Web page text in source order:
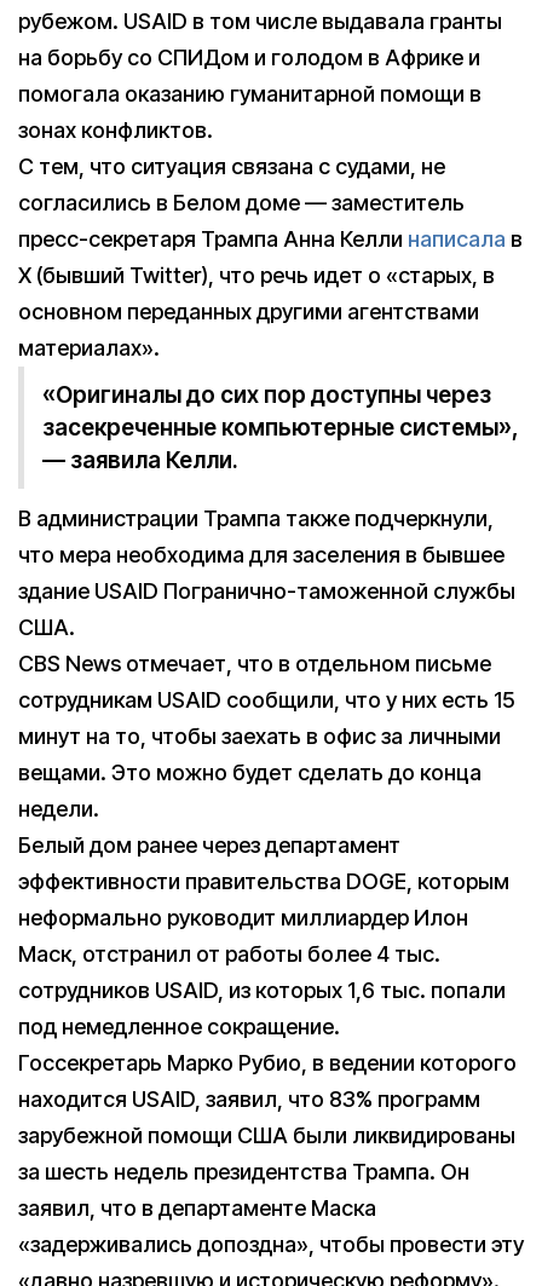
рубежом. USAID в том числе выдавала гранты
на борьбу со СПИДом и голодом в Африке и
помогала оказанию гуманитарной помощи в
зонах конфликтов.
С тем, что ситуация связана с судами, не
согласились в Белом доме — заместитель
пресс-секретаря Трампа Анна Келли написала в
Х (бывший Twitter), что речь идет о «старых, в
основном переданных другими агентствами
материалах».
«Оригиналы до сих пор доступны через
засекреченные компьютерные системы»,
— заявила Келли.
В администрации Трампа также подчеркнули,
что мера необходима для заселения в бывшее
здание USAID Погранично-таможенной службы
США.
CBS News отмечает, что в отдельном письме
сотрудникам USAID сообщили, что у них есть 15
минут на то, чтобы заехать в офис за личными
вещами. Это можно будет сделать до конца
недели.
Белый дом ранее через департамент
эффективности правительства DOGE, которым
неформально руководит миллиардер Илон
Маск, отстранил от работы более 4 тыс.
сотрудников USAID, из которых 1,6 тыс. попали
под немедленное сокращение.
Госсекретарь Марко Рубио, в ведении которого
находится USAID, заявил, что 83% программ
зарубежной помощи США были ликвидированы
за шесть недель президентства Трампа. Он
заявил, что в департаменте Маска
«задерживались допоздна», чтобы провести эту